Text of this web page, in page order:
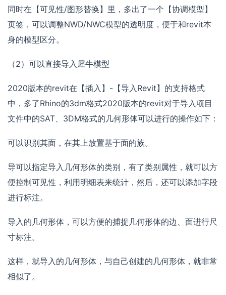
同时在【可见性/图形替换】里，多出了一个【协调模型】
页签，可以调整NWD/NWC模型的透明度，便于和revit本
身的模型区分。
（2）可以直接导入犀牛模型
2020版本的revit在【插入】-【导入Revit】的支持格式
中，多了Rhino的3dm格式2020版本的revit对于导入项目
文件中的SAT、3DM格式的几何形体可以进行的操作如下：
可以识别其面，在其上放置基于面的族。
导可以指定导入几何形体的类别，有了类别属性，就可以方
便控制可见性，利用明细表来统计，然后，还可以添加字段
进行标注。
导入的几何形体，可以方便的捕捉几何形体的边、面进行尺
寸标注。
这样，就导入的几何形体，与自己创建的几何形体，就非常
相似了。